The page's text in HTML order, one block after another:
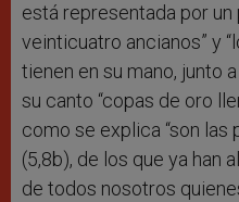
está representada por
veinticuatro ancianos” y
tienen en su mano, junto
su canto “copas de oro
como se explica “son las
(5,8b), de los que ya han
de todos nosotros